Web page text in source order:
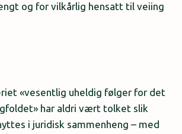
og for vilkårlig hensatt til veiing
«vesentlig uheldig følger for det
har aldri vært tolket slik
i juridisk sammenheng – med